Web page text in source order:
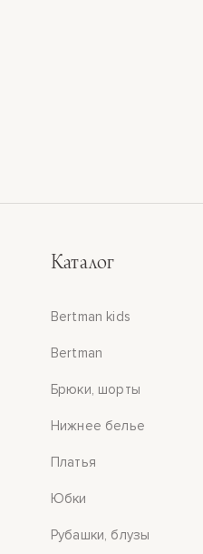
Каталог
Bertman kids
Bertman
Брюки, шорты
Нижнее белье
Платья
Юбки
Рубашки, блузы